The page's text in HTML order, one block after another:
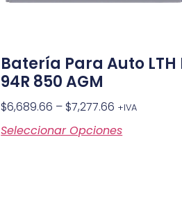
Batería Para Auto LTH
94R 850 AGM
$6,689.66 – $7,277.66 +IVA
Seleccionar Opciones